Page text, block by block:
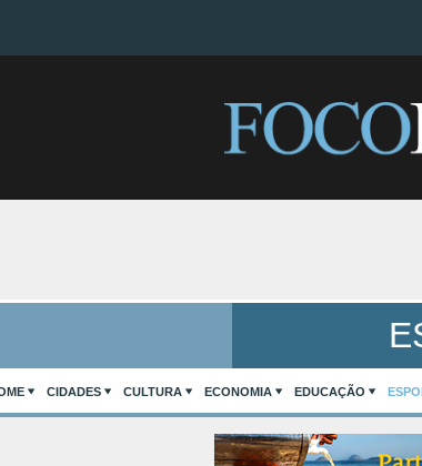
CIDADES CULTURA ECONOMIA EDUCAÇÃO